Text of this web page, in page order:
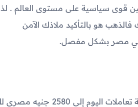
قوى سياسية على مستوى العالم .
هو بالتأكيد ملاذك الآمن
في مصر بشكل مفصل.
2580 جنيه مصري